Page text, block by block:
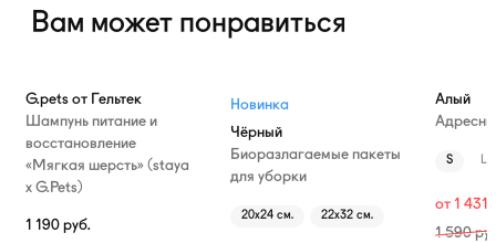
Вам может понравиться
G.pets от Гельтек
Шампунь питание и
восстановление
«Мягкая шерсть» (staya
х G.Pets)
1 190 руб.
Новинка
Чёрный
Биоразлагаемые пакеты
для уборки
20х24 см. 22х32 см.
Алый
S L
от 1 431
1 590